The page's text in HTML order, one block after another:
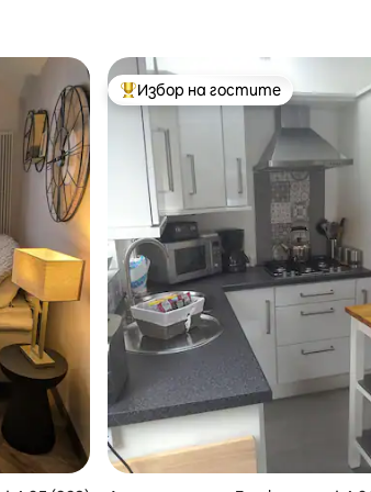
Най-популярен избор на
Избор на гостите